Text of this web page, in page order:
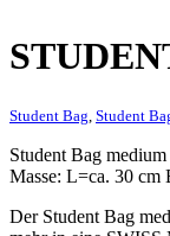
Student Bag Student
Student Bag medium
Masse: L=ca. 30 cm
Der Student Bag